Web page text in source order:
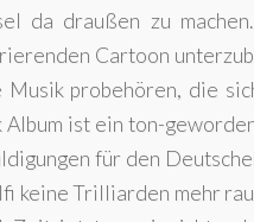
da draußen zu
Cartoon
probehören, die
ist ein ton-
für den
keine Trilliarden mehr